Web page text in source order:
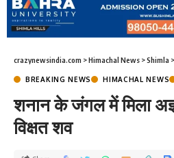
crazynewsindia.com >Himachal News >Shimla >
BREAKING NEWS HIMACHAL NEWS
शनान के जंगल में मिला
विक्षत शव